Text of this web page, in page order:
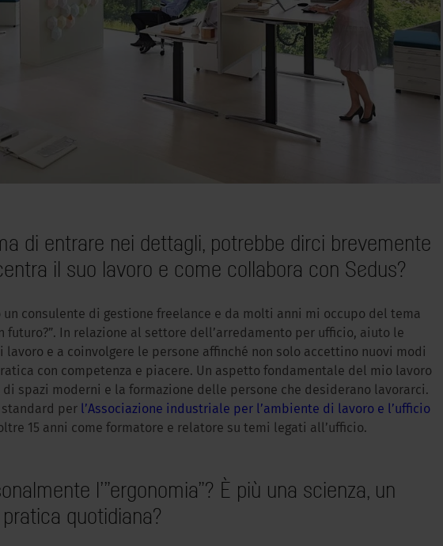
di entrare nei dettagli, potrebbe dirci brevemente
il suo lavoro e come collabora con Sedus?
un consulente di gestione freelance e da molti anni mi occupo del tema
futuro?”. In relazione al settore dell’arredamento per ufficio, aiuto le
lavoro e a coinvolgere le persone affinché non solo accettino nuovi modi
con competenza e piacere. Un aspetto fondamentale del mio lavoro
spazi moderni e la formazione delle persone che desiderano lavorarci.
standard per l’Associazione industriale per l’ambiente di lavoro e l’ufficio
15 anni come formatore e relatore su temi legati all’ufficio.
l’”ergonomia”? È più una scienza, un
quotidiana?